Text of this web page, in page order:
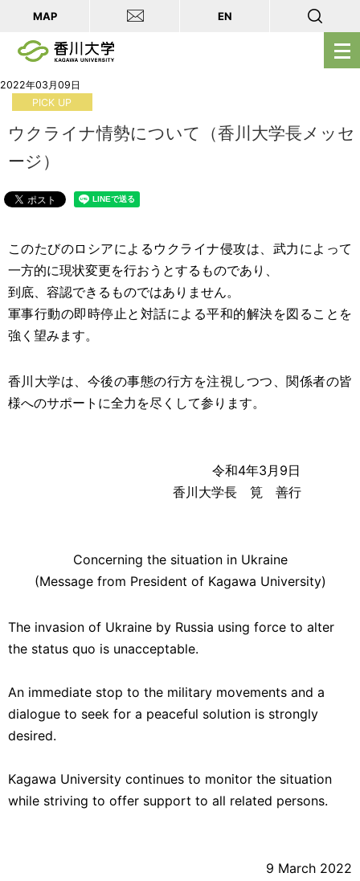
メ
ニ
を
MAP EN
2022年03月09日
PICK UP
ウクライナ情勢について（香川大学長メッセ
ージ）
このたびのロシアによるウクライナ侵攻は、武力によって
一方的に現状変更を行おうとするものであり、
到底、容認できるものではありません。
軍事行動の即時停止と対話によ る平和的解決を図ることを
強く望みます。
香川大学は、今後の事態の行方を注視しつつ、関係者の皆
様へのサポートに全力を尽くして参ります。
令和4年3月9日
香川大学長 筧 善行
Concerning the situation in Ukraine
(Message from President of Kagawa University)
The invasion of Ukraine by Russia using force to alter
the status quo is unacceptable.
An immediate stop to the military movements and a
dialogue to seek for a peaceful solution is strongly
desired.
Kagawa University continues to monitor the situation
while striving to offer support to all related persons.
9 March 2022